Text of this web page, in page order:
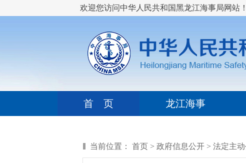
欢迎您访问中华人民共和国黑龙江海事局网站！
首 页 龙江海事
当前位置： 首页 > 政府信息公开 > 法定主